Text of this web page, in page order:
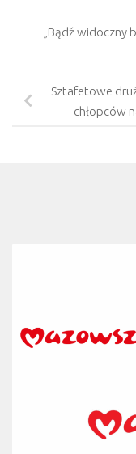
„Bądź widoczny
Sztafetowe
chłopców